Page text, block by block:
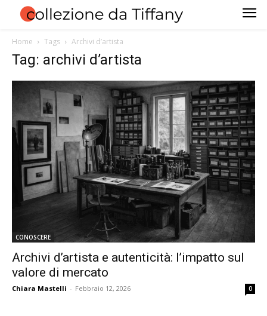
Home Tags Archivi d’artista
Tag: archivi d’artista
CONOSCERE
Archivi d’artista e autenticità: l’impatto sul
valore di mercato
Chiara Mastelli - Febbraio 12, 2026 0